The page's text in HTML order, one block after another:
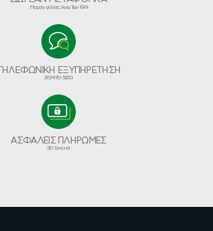
Παραγγελίες Άνω Των €49
ΤΗΛΕΦΩΝΙΚΗ ΕΞΥΠΗΡΕΤΗΣΗ
210-970-5200
ΑΣΦΑΛΕΙΣ ΠΛΗΡΩΜΕΣ
3D Secure